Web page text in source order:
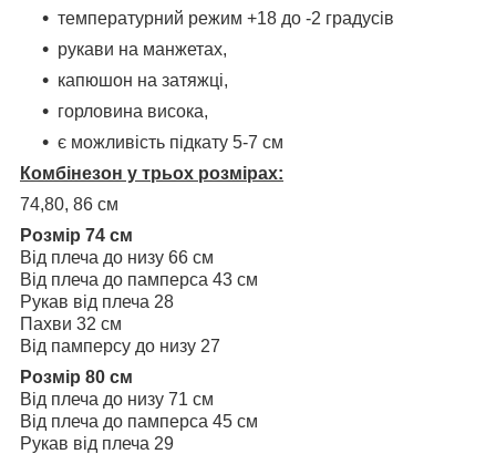
температурний режим +18 до -2 градусів
рукави на манжетах,
капюшон на затяжці,
горловина висока,
є можливість підкату 5-7 см
Комбінезон у трьох розмірах:
74,80, 86 см
Розмір 74 см
Від плеча до низу 66 см
Від плеча до памперса 43 см
Рукав від плеча 28
Пахви 32 см
Від памперсу до низу 27
Розмір 80 см
Від плеча до низу 71 см
Від плеча до памперса 45 см
Рукав від плеча 29